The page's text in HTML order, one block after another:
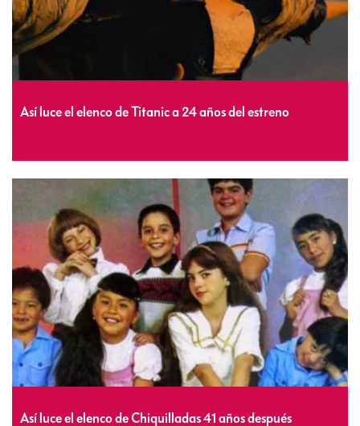
Así luce el elenco de Titanic a 24 años del estreno
Así luce el elenco de Chiquilladas 41 años después